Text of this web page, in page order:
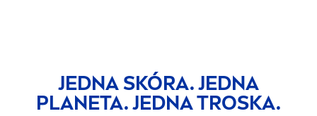
JEDNA SKÓRA. JEDNA
PLANETA. JEDNA TROSKA.